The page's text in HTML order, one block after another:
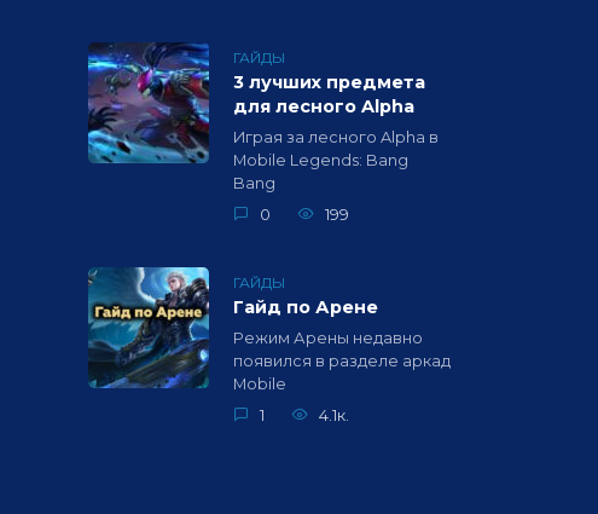
ГАЙДЫ
3 лучших предмета
для лесного Alpha
Играя за лесного Alpha в
Mobile Legends: Bang
Bang
0
199
ГАЙДЫ
Гайд по Арене
Режим Арены недавно
появился в разделе аркад
Mobile
1
4.1к.